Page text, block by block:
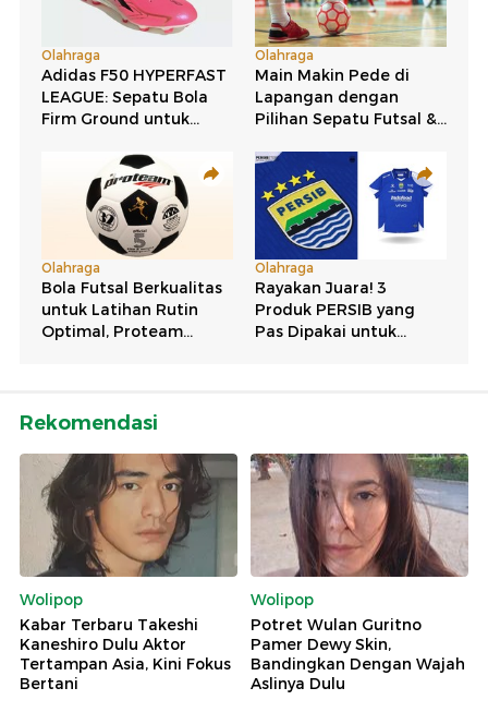
Rekomendasi
Wolipop
Kabar Terbaru Takeshi
Kaneshiro Dulu Aktor
Tertampan Asia, Kini Fokus
Bertani
Wolipop
Potret Wulan Guritno
Pamer Dewy Skin,
Bandingkan Dengan Wajah
Aslinya Dulu